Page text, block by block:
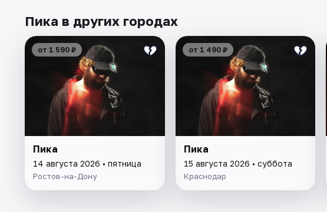
Пика в других городах
от 1 590 ₽
Пика
14 августа 2026 • пятница
Ростов-на-Дону
от 1 490 ₽
Пика
15 августа 2026 • суббота
Краснодар